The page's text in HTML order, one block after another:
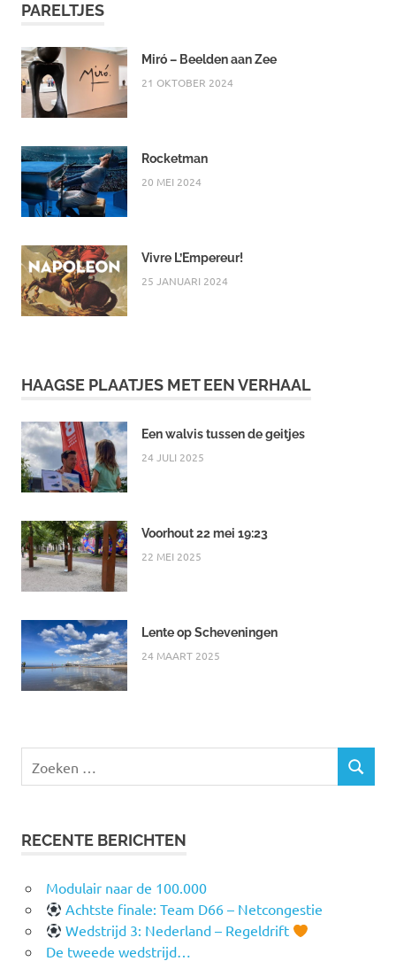
PARELTJES
Miró – Beelden aan Zee
21 OKTOBER 2024
Rocketman
20 MEI 2024
Vivre L’Empereur!
25 JANUARI 2024
HAAGSE PLAATJES MET EEN VERHAAL
Een walvis tussen de geitjes
24 JULI 2025
Voorhout 22 mei 19:23
22 MEI 2025
Lente op Scheveningen
24 MAART 2025
naar:
ZOEKEN
RECENTE BERICHTEN
Modulair naar de 100.000
Achtste finale: Team D66 – Netcongestie
Wedstrijd 3: Nederland – Regeldrift
De tweede wedstrijd…